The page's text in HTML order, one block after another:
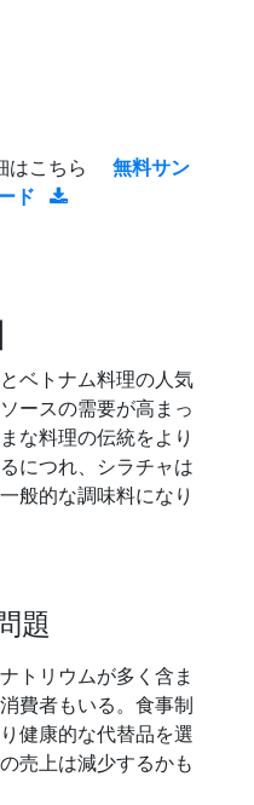
はこちら
無料サン
ド
ベトナム料理の人気
ースの需要が高まっ
な料理の伝統をより
につれ、シラチャは
般的な調味料になり
題
トリウムが多く含ま
費者もいる。食事制
健康的な代替品を選
売上は減少するかも